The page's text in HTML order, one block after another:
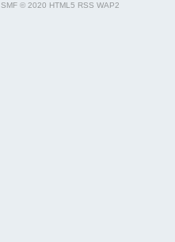
SMF © 2020 HTML5 RSS WAP2